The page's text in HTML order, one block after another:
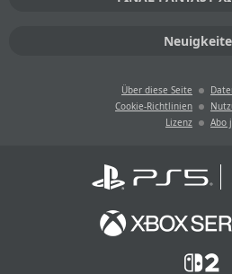
Über diese Seite
Cookie-Richtlinien
Lizenz
Abo